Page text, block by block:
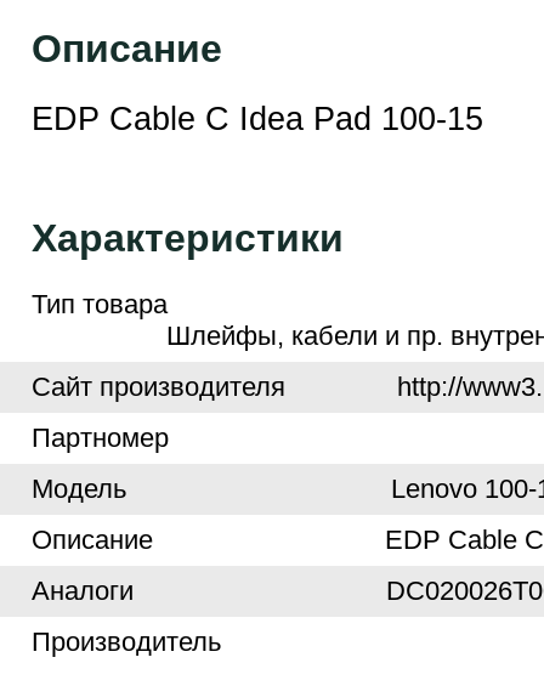
Описание
EDP Cable C Idea Pad 100-15
Характеристики
Тип товара
Шлейфы, кабели и пр.
Cайт производителя
http://
Партномер
Модель
Lenovo
Описание
EDP Cable
Аналоги
Производитель